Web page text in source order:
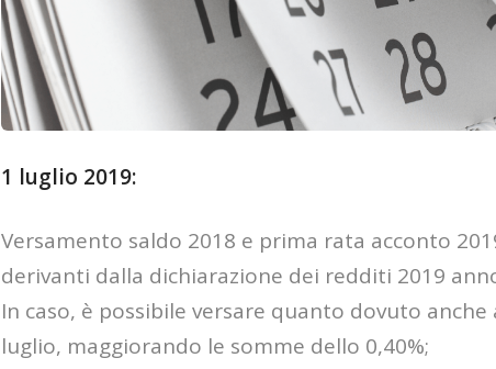
1 luglio 2019:
Versamento saldo 2018 e prima rata acconto
derivanti dalla dichiarazione dei redditi 2019
In caso, è possibile versare quanto dovuto
luglio, maggiorando le somme dello 0,40%;